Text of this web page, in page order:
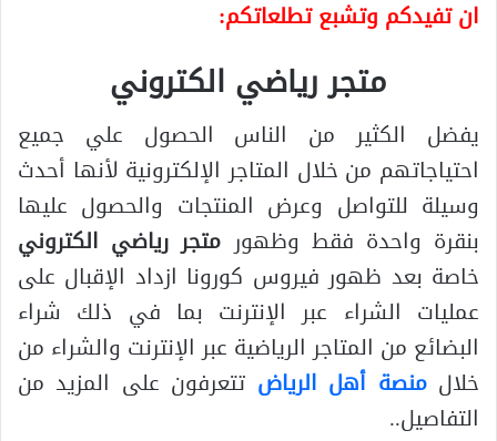
ان تفيدكم وتشبع تطلعاتكم:
متجر رياضي الكتروني
يفضل الكثير من الناس الحصول علي جميع
احتياجاتهم من خلال المتاجر الإلكترونية لأنها أحدث
وسيلة للتواصل وعرض المنتجات والحصول عليها
بنقرة واحدة فقط وظهور متجر رياضي الكتروني
خاصة بعد ظهور فيروس كورونا ازداد الإقبال على
عمليات الشراء عبر الإنترنت بما في ذلك شراء
البضائع من المتاجر الرياضية عبر الإنترنت والشراء من
خلالمنصة أهل الرياض تتعرفون على المزيد من
التفاصيل..